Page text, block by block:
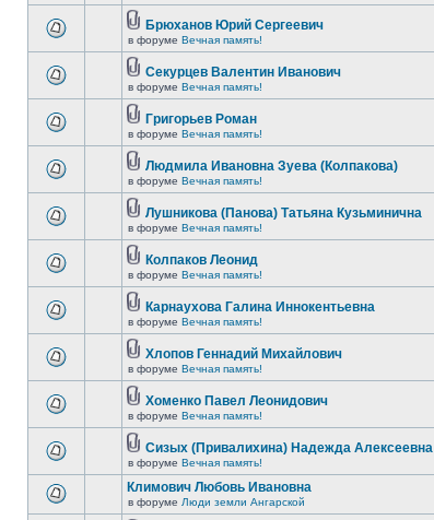
Брюханов Юрий Сергеевич
в форуме Вечная память!
Секурцев Валентин Иванович
в форуме Вечная память!
Григорьев Роман
в форуме Вечная память!
Людмила Ивановна Зуева (Колпакова)
в форуме Вечная память!
Лушникова (Панова) Татьяна Кузьминична
в форуме Вечная память!
Колпаков Леонид
в форуме Вечная память!
Карнаухова Галина Иннокентьевна
в форуме Вечная память!
Хлопов Геннадий Михайлович
в форуме Вечная память!
Хоменко Павел Леонидович
в форуме Вечная память!
Сизых (Привалихина) Надежда Алексеевна
в форуме Вечная память!
Климович Любовь Ивановна
в форуме Люди земли Ангарской